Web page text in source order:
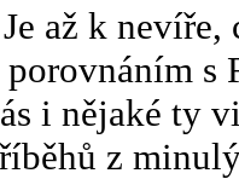
až k nevíře,
s
i nějaké ty
z